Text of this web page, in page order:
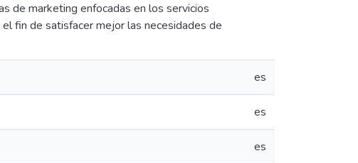
de marketing enfocadas en los servicios
fin de satisfacer mejor las necesidades de
es
es
es